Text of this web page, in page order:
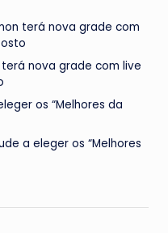
terá nova grade com
terá nova grade com live
os “Melhores da
a eleger os “Melhores